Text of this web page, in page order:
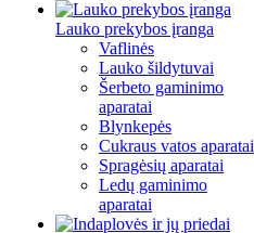
Lauko prekybos įranga
Vaflinės
Lauko šildytuvai
Šerbeto gaminimo
aparatai
Blynkepės
Cukraus vatos aparatai
Spragėsių aparatai
Ledų gaminimo
aparatai